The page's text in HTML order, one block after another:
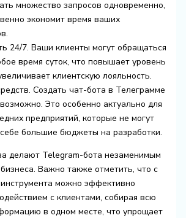
множество запросов одновременно,
экономит время ваших
24/7. Ваши клиенты могут обращаться
время суток, что повышает уровень
клиентскую лояльность.
Создать чат-бота в Телеграмме
Это особенно актуально для
предприятий, которые не могут
большие бюджеты на разработки.
делают Telegram-бота незаменимым
Важно также отметить, что с
можно эффективно
с клиентами, собирая всю
в одном месте, что упрощает